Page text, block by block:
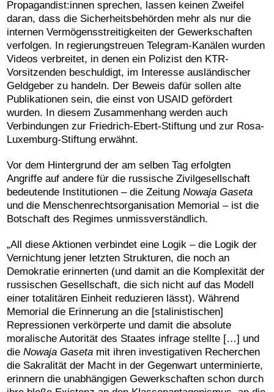
Propagandist:innen sprechen, lassen keinen Zweifel
daran, dass die Sicherheitsbehörden mehr als nur die
internen Vermögensstreitigkeiten der Gewerkschaften
verfolgen. In regierungstreuen Telegram-Kanälen wurden
Videos verbreitet, in denen ein Polizist den KTR-
Vorsitzenden beschuldigt, im Interesse ausländischer
Geldgeber zu handeln. Der Beweis dafür sollen alte
Publikationen sein, die einst von USAID gefördert
wurden. In diesem Zusammenhang werden auch
Verbindungen zur Friedrich-Ebert-Stiftung und zur Rosa-
Luxemburg-Stiftung erwähnt.
Vor dem Hintergrund der am selben Tag erfolgten
Angriffe auf andere für die russische Zivilgesellschaft
bedeutende Institutionen – die ZeitungNowaja Gaseta
und die Menschenrechtsorganisation Memorial – ist die
Botschaft des Regimes unmissverständlich.
„All diese Aktionen verbindet eine Logik – die Logik der
Vernichtung jener letzten Strukturen, die noch an
Demokratie erinnerten (und damit an die Komplexität der
russischen Gesellschaft, die sich nicht auf das Modell
einer totalitären Einheit reduzieren lässt). Während
Memorial die Erinnerung an die [stalinistischen]
Repressionen verkörperte und damit die absolute
moralische Autorität des Staates infrage stellte […] und
dieNowaja Gaseta mit ihren investigativen Recherchen
die Sakralität der Macht in der Gegenwart unterminierte,
erinnern die unabhängigen Gewerkschaften schon durch